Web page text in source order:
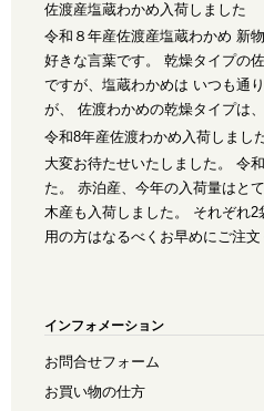
佐渡産塩蔵わかめ入荷しました
令和８年産佐渡産塩蔵わかめ 新
好きな言葉です。 乾燥タイプの
ですが、塩蔵わかめは いつも通
が、 佐渡わかめの乾燥タイプは
令和8年産佐渡わかめ入荷しまし
大変お待たせいたしました。 令
た。 赤泊産、今年の入荷量はと
木産も入荷しました。 それぞれ
用の方はなるべくお早めにご注
インフォメーション
お問合せフォーム
お買い物の仕方